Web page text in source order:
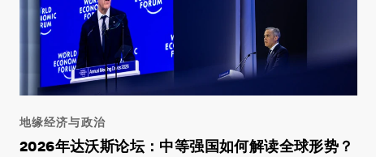
地缘经济与政治
2026年达沃斯论坛：中等强国如何解读全球形势？